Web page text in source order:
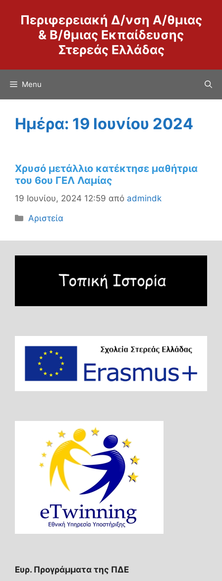
περιεχόμενο
Περιφερειακή Δ/νση Α/θμιας
& Β/θμιας Εκπαίδευσης
Στερεάς Ελλάδας
Menu
Ημέρα: 19 Ιουνίου 2024
Χρυσό μετάλλιο κατέκτησε μαθήτρια
του 6ου ΓΕΛ Λαμίας
19 Ιουνίου, 2024 12:59 από admindk
Κατηγορίες
Αριστεία
Ευρ. Προγράμματα της ΠΔΕ